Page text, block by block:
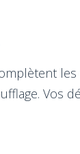
Vos